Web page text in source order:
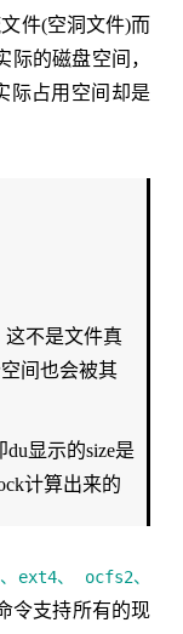
件(空洞文件)而
的磁盘空间，
际占用空间却是
这不是文件真
间也会被其
du显示的size是
计算出来的
ext4、 ocfs2、
令支持所有的现